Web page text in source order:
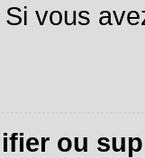
Si vous
ou